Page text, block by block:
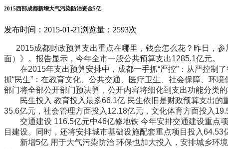
2015西部成都新增大气污染防治资金5亿
发布时间：2015-01-21浏览量：2593次
2015成都财政预算支出重点在哪里，钱会怎么花？昨日，参
面）》。报告显示，今年全市一般公共预算支出1285.1亿元。
在2015年支出预算安排中，成都一手抓“严控”：从严控制了
抓“民生”：在教育文化、公共交通、医疗卫生、社会保障、环
部门将全部公开部门预决算，公开内容将细化到支出功能分类
民生投入 教育投入最多66.1亿 民生依旧是财政预算支出的
35.6亿元，社会管理方面投入12.18亿元，文化体育方面投入
交通建设 116.5亿元中46亿修地铁 今年安排交通建设重点项
目建设。同时，还将安排城市基础设施配套重点项目投入64.53
新增5亿 用于大气污染防治 环保也加大投入，安排城乡环境